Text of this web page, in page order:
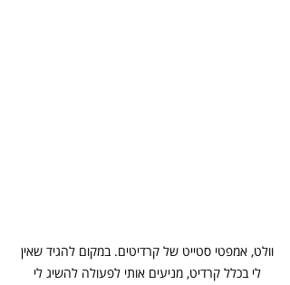
וולט, אמפטי סטייט של קרדיטים. במקום להגיד שאין
לי בכלל קרדיט, מניעים אותי לפעולה להשיג לי